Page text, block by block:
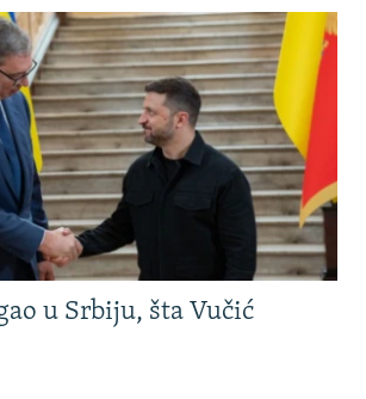
u Srbiju, šta Vučić